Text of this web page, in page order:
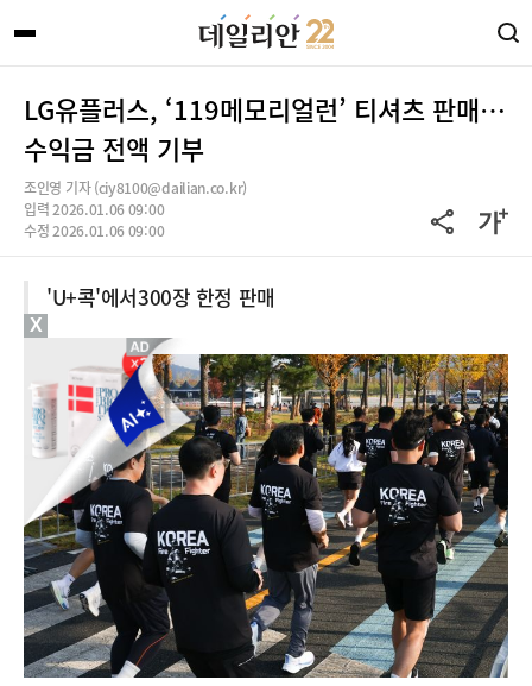
LG유플러스, ‘119메모리얼런’ 티셔츠 판매…
수익금 전액 기부
조인영 기자 (ciy8100@dailian.co.kr)
입력 2026.01.06 09:00
수정 2026.01.06 09:00
'U+콕'에서300장 한정 판매
X